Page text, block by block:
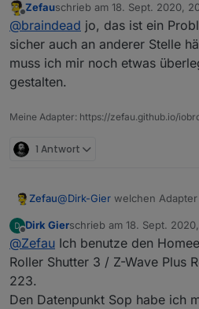
100% haben. Bei
kommen rein, bei
ioBroker gibt es (noch)
Übersetzung dafür.
JSON) umrechnen? Ich
nicht näher verfolgt.
Offline
Zefauschrieb am 18. Sept. 2020,
zuletzt editiert von
@braindead jo, das ist ein
sicher auch an anderer Stelle
muss ich mir noch etwas
gestalten.
Meine Adapter: https://zefau.github.io/
1 Antwort
Zefau@Dirk-Gier welchen
Am besten du legst erstmal
Javascript-Logik, um es
Für Stop, z.B.
on({ 'id':
Trigger füractivity
Offline
Dirk Gierschrieb am 18. Sept.
zuletzt editiert von
@Zefau Ich benutze den
Roller Shutter 3 / Z-Wave Plus
223.
Den Datenpunkt Sop habe ich